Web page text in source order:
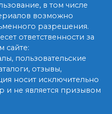
в том числе
возможно
разрешения.
ответственности за
сайте:
пользовательские
отзывы,
носит исключительно
и не является призывом